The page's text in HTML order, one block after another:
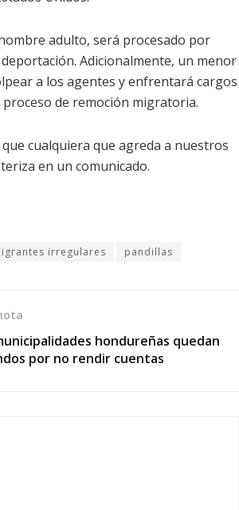
adulto, será procesado por
Adicionalmente, un menor
a los agentes y enfrentará cargos
de remoción migratoria.
cualquiera que agreda a nuestros
en un comunicado.
irregulares pandillas
hondureñas quedan
por no rendir cuentas